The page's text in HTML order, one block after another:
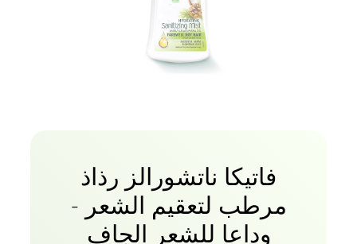
فاتيكا ناتشورالز رذاذ
مرطب لتعقيم الشعر -
وداعا للشعر الجاف